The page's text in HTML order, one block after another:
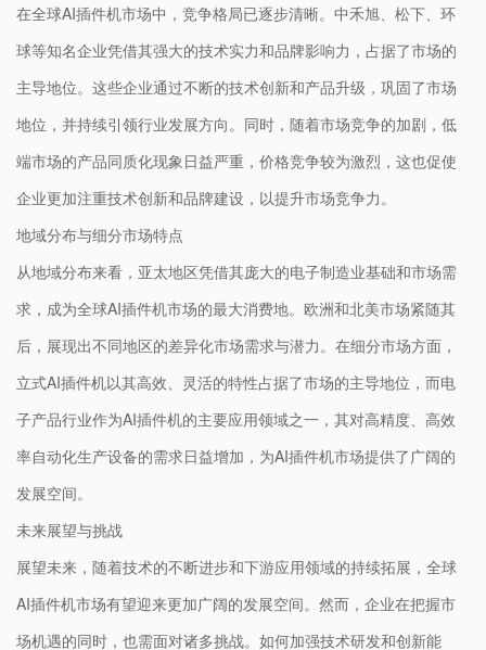
在全球AI插件机市场中，竞争格局已逐步清晰。中禾旭、松下、环
球等知名企业凭借其强大的技术实力和品牌影响力，占据了市场的
主导地位。这些企业通过不断的技术创新和产品升级，巩固了市场
地位，并持续引领行业发展方向。同时，随着市场竞争的加剧，低
端市场的产品同质化现象日益严重，价格竞争较为激烈，这也促使
企业更加注重技术创新和品牌建设，以提升市场竞争力。
地域分布与细分市场特点
从地域分布来看，亚太地区凭借其庞大的电子制造业基础和市场需
求，成为全球AI插件机市场的最大消费地。欧洲和北美市场紧随其
后，展现出不同地区的差异化市场需求与潜力。在细分市场方面，
立式AI插件机以其高效、灵活的特性占据了市场的主导地位，而电
子产品行业作为AI插件机的主要应用领域之一，其对高精度、高效
率自动化生产设备的需求日益增加，为AI插件机市场提供了广阔的
发展空间。
未来展望与挑战
展望未来，随着技术的不断进步和下游应用领域的持续拓展，全球
AI插件机市场有望迎来更加广阔的发展空间。然而，企业在把握市
场机遇的同时，也需面对诸多挑战。如何加强技术研发和创新能